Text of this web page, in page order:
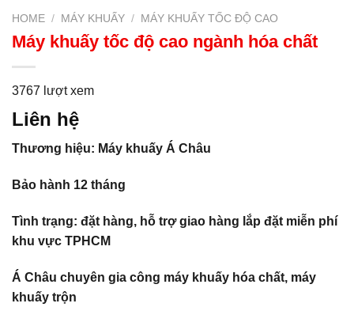
HOME / MÁY KHUẤY / MÁY KHUẤY TỐC ĐỘ CAO
Máy khuấy tốc độ cao ngành hóa chất
3767 lượt xem
Liên hệ
Thương hiệu: Máy khuấy Á Châu
Bảo hành 12 tháng
Tình trạng: đặt hàng, hỗ trợ giao hàng lắp đặt miễn phí
khu vực TPHCM
Á Châu chuyên gia công máy khuấy hóa chất, máy
khuấy trộn